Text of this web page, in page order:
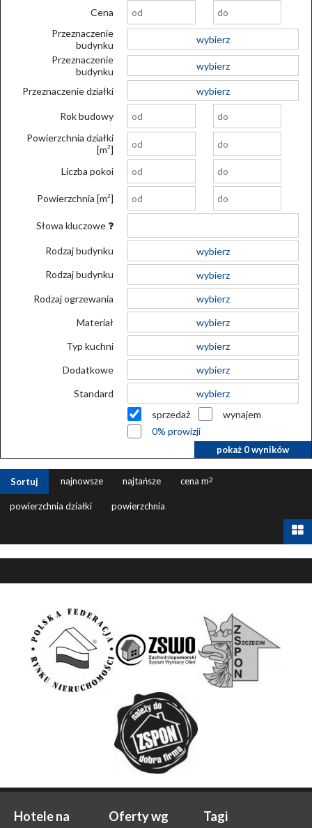
Cena
Przeznaczenie
budynku
wybierz
Przeznaczenie
budynku
wybierz
Przeznaczenie działki wybierz
Rok budowy
Powierzchnia działki
[m2]
Liczba pokoi
Powierzchnia [m2]
Słowa kluczowe
Rodzaj budynku
wybierz
Rodzaj budynku
wybierz
Rodzaj ogrzewania
wybierz
Materiał
wybierz
Typ kuchni
wybierz
Dodatkowe
wybierz
Standard
wybierz
sprzedaż
wynajem
0% prowizji
pokaż 0wyników
Sortuj najnowsze najtańsze cena m2
powierzchnia działki powierzchnia
Hotele na
Oferty wg
Tagi